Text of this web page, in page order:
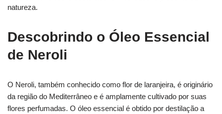
natureza.
Descobrindo o Óleo Essencial
de Neroli
O Neroli, também conhecido como flor de laranjeira, é originário
da região do Mediterrâneo e é amplamente cultivado por suas
flores perfumadas. O óleo essencial é obtido por destilação a